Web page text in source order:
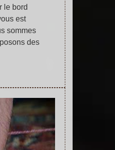
le bord
est
sommes
des